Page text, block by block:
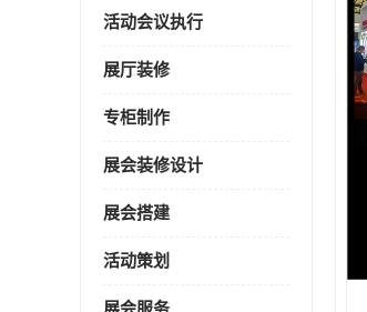
活动会议执行
展厅装修
专柜制作
展会装修设计
展会搭建
活动策划